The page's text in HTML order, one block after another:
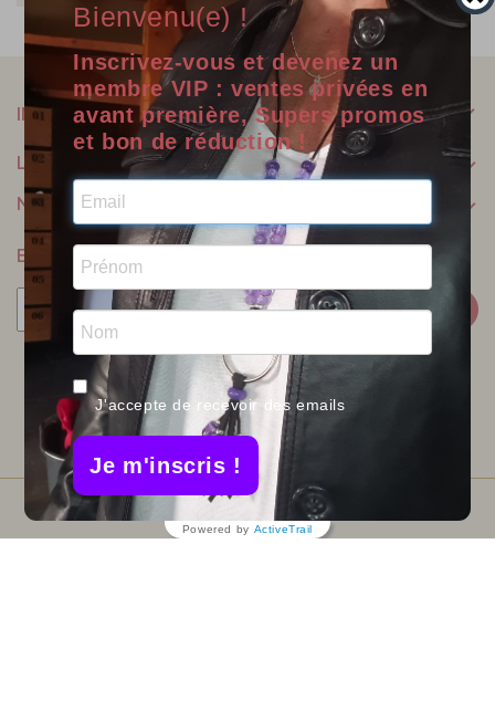
INFORMATIONS
LILOO CRÉATIONS
NOTRE SOCIÉTÉ
BULLETIN
Facebook Twitter
Instagram
Bienvenu(e) !
Inscrivez-vous et devenez un
membre VIP : ventes privées en
avant première, Supers promos
et bon de réduction !
J'accepte de recevoir des emails
Je m'inscris !
Powered by ActiveTrail